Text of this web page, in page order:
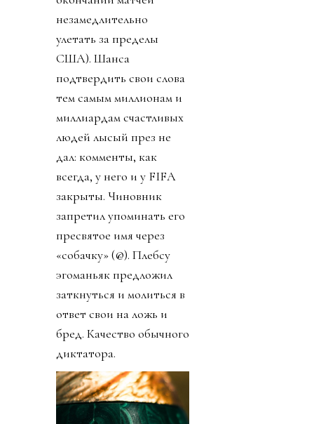
незамедлительно
улетать за пределы
США). Шанса
подтвердить свои слова
тем самым миллионам и
миллиардам счастливых
людей лысый през не
дал: комменты, как
всегда, у него и у FIFA
закрыты. Чиновник
запретил упоминать его
пресвятое имя через
«собачку» (@). Плебсу
эгоманьяк предложил
заткнуться и молиться в
ответ свои на ложь и
бред. Качество обычного
диктатора.